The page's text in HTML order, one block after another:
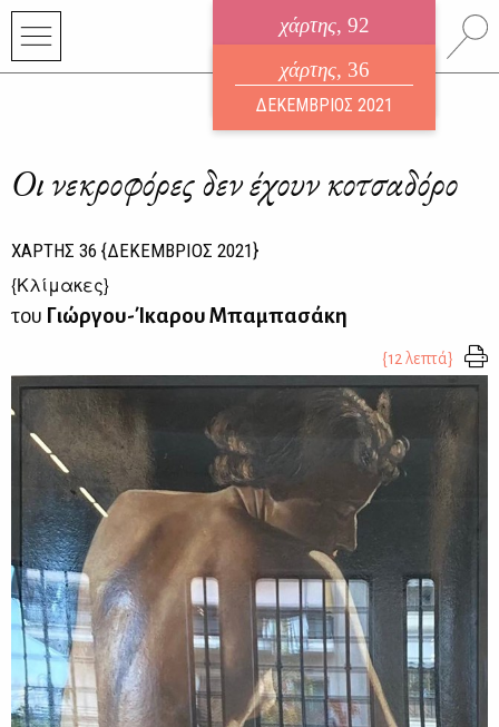
χάρτης, 92
ηλεκτρονικό περιοδικό
ΑΥΓΟΥΣΤΟΣ 2026
χάρτης, 36
ΔΕΚΕΜΒΡΙΟΣ 2021
Οι νεκροφόρες δεν έχουν κοτσαδόρο
ΧΑΡΤΗΣ 36 {ΔΕΚΕΜΒΡΙΟΣ 2021}
{Κλίμακες}
του Γιώργου-Ίκαρου Μπαμπασάκη
{12 λεπτά}